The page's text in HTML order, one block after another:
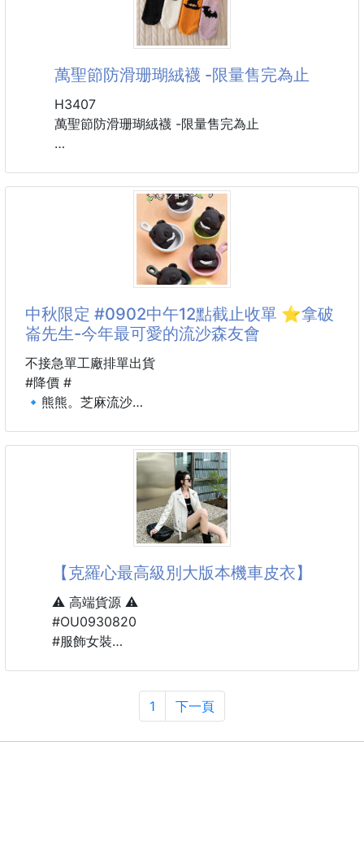
M 胸圍100 袖長19 衣長44 肩寬48
L 胸圍104 袖長20 衣長46 肩寬50
2XL 胸圍112 袖長22 衣長50 肩寬54
萬聖節防滑珊瑚絨襪 -限量售完為止
H3407
萬聖節防滑珊瑚絨襪 -限量售完為止
款式 : 黑色 / 紫色 / 白色 / 橘色
中秋限定 #0902中午12點截止收單 ⭐拿破
崙先生-今年最可愛的流沙森友會
不接急單工廠排單出貨
#降價 #
🔹熊熊。芝麻流沙
💰建議售價💲480/盒
★這個中秋，送禮就要送一點驚喜＋萌度爆表的！
6入裝，一顆一包，乾淨衛生、攜帶方便～
用天然蜂蜜烘出來的香氣，讓每一口酥皮都不單調，咬
下去就是「香濃＋滿餡」的雙重享受！
▶三款萌翻口味一次收：
膩
◼貓掌。紅豆流沙 — 綿密紅豆泥遇上鹹香流沙，甜鹹
【克羅心最高級別大版本機車皮衣】
⚠️ 高端貨源 ⚠️
#OU0930820
#服飾女裝
1
下一頁